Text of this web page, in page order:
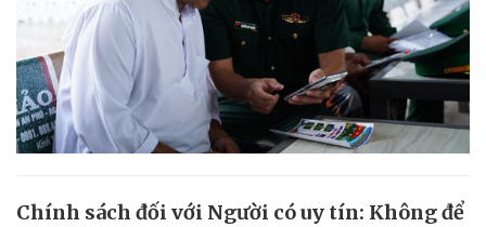
Chính sách đối với Người có uy tín: Không để